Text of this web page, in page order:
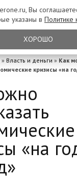
» Власть и деньги » Как
кризисы «на
«на
Вы
указаны в Политике
ХОРОШО